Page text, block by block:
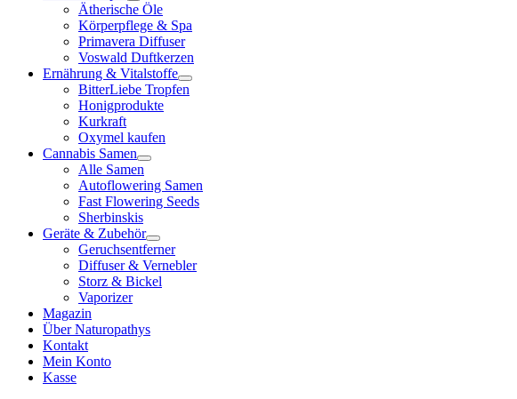
Ätherische Öle
Körperpflege & Spa
Primavera Diffuser
Voswald Duftkerzen
Ernährung & Vitalstoffe
BitterLiebe Tropfen
Honigprodukte
Kurkraft
Oxymel kaufen
Cannabis Samen
Alle Samen
Autoflowering Samen
Fast Flowering Seeds
Sherbinskis
Geräte & Zubehör
Geruchsentferner
Diffuser & Vernebler
Storz & Bickel
Vaporizer
Magazin
Über Naturopathys
Kontakt
Mein Konto
Kasse